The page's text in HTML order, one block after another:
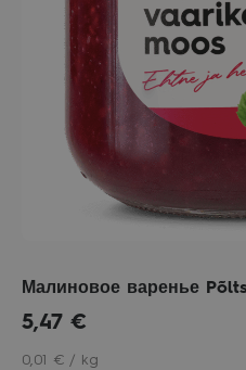
0,01 € / kg
Малиновое варенье
5,47 €